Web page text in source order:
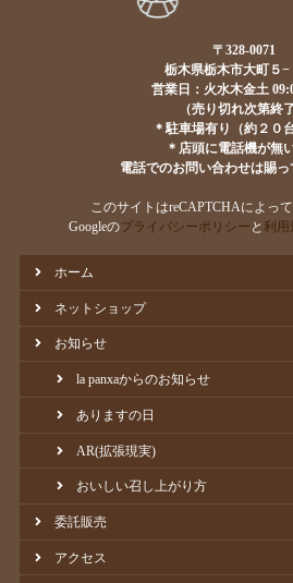
〒328-0071
栃木県栃木市大町５−
営業日：火水木金土
（売り切れ次第終了
＊駐車場有り（約２０
＊店頭に電話機が無
電話でのお問い合わせは賜っ
このサイトはreCAPTCHAによっ
Googleのプライバシーポリシー と 利用
ホーム
ネットショップ
お知らせ
la panxaからのお知らせ
ありますの日
AR(拡張現実)
おいしい召し上がり方
委託販売
アクセス